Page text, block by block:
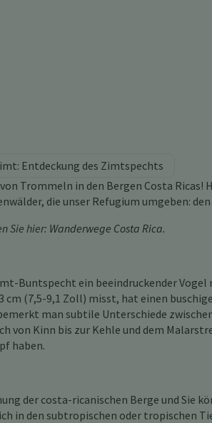
Entdeckung des Zimtspechts
Trommeln in den Bergen Costa
die unser Refugium umgeben:
Sie hier: Wanderwege Costa Rica.
Buntspecht ein beeindruckender
(7,5-9,1 Zoll) misst, hat einen
man subtile Unterschiede
von Kinn bis zur Kehle und dem
haben.
der costa-ricanischen Berge und Sie
in den subtropischen oder tropischen